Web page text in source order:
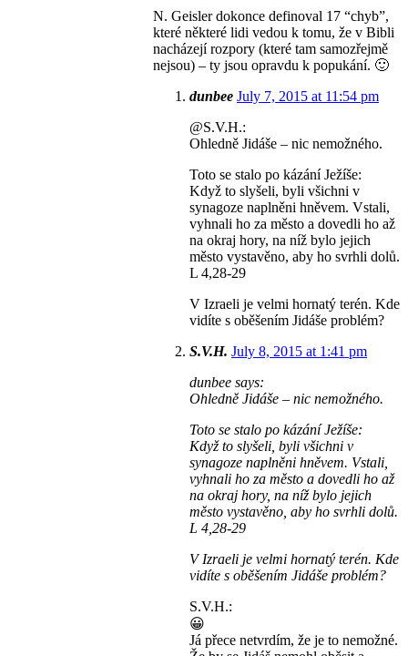
N. Geisler dokonce definoval 17 “chyb”,
které některé lidi vedou k tomu, že v Bibli
nacházejí rozpory (které tam samozřejmě
nejsou) – ty jsou opravdu k popukání. 🙂
dunbee July 7, 2015 at 11:54 pm
@S.V.H.:
Ohledně Jidáše – nic nemožného.
Toto se stalo po kázání Ježíše:
Když to slyšeli, byli všichni v
synagoze naplněni hněvem. Vstali,
vyhnali ho za město a dovedli ho až
na okraj hory, na níž bylo jejich
město vystavěno, aby ho svrhli dolů.
L 4,28-29
V Izraeli je velmi hornatý terén. Kde
vidíte s oběšením Jidáše problém?
S.V.H. July 8, 2015 at 1:41 pm
dunbee says:
Ohledně Jidáše – nic nemožného.
Toto se stalo po kázání Ježíše:
Když to slyšeli, byli všichni v
synagoze naplněni hněvem. Vstali,
vyhnali ho za město a dovedli ho až
na okraj hory, na níž bylo jejich
město vystavěno, aby ho svrhli dolů.
L 4,28-29
V Izraeli je velmi hornatý terén. Kde
vidíte s oběšením Jidáše problém?
S.V.H.:
😀
Já přece netvrdím, že je to nemožné.